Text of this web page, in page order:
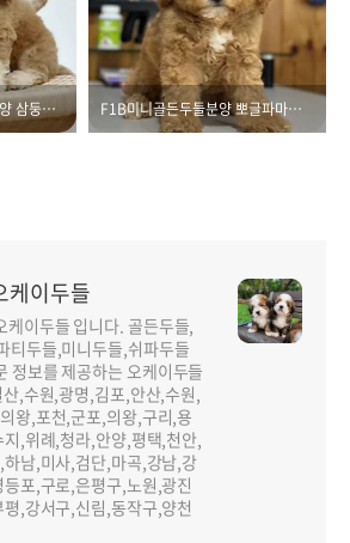
레드파티 F1B골든두들분양 삼둥이들 F1B미니골든두들분양 뽀글파마머리 타요왕자
케이두들
이두들 입니다. 골든두들,
티두들,미니두들,쉬파두들
정보를 제공하는 오케이두들
,수원,광명,김포,안산,수원,
왕,포천,군포,의왕,구리,용
,위례,청라,안양,평택,천안,
남,미사,검단,마곡,강남,강
포,구로,은평구,노원,광진
,강서구,신림,동작구,양천